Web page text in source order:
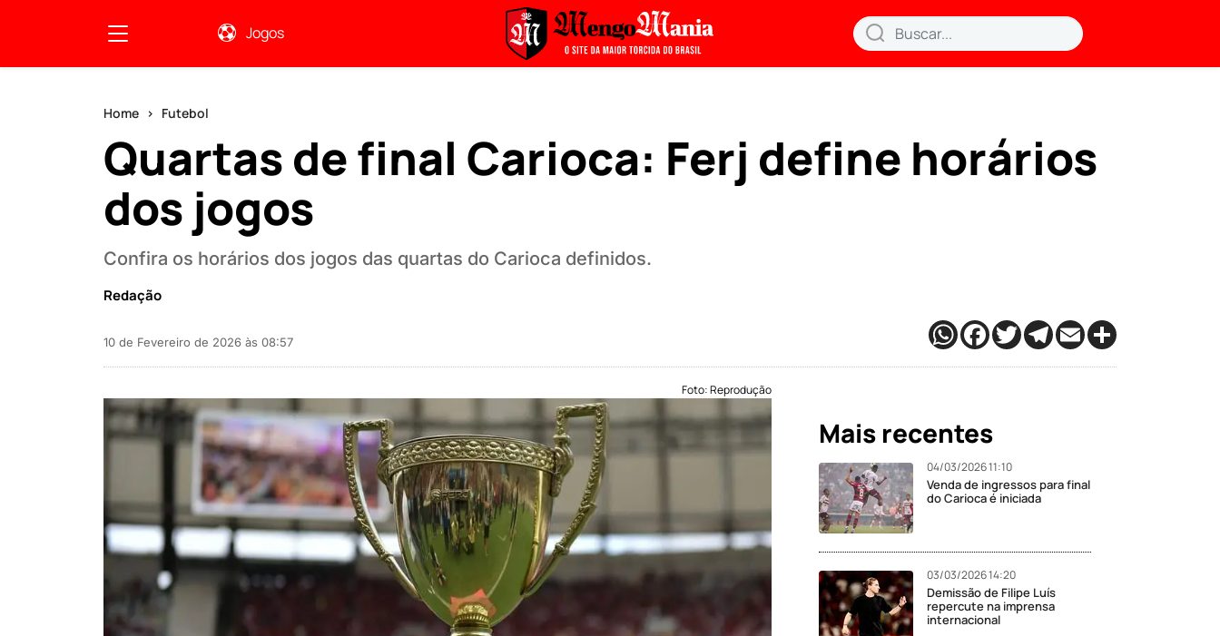
Jogos
Home Futebol
Quartas de final Carioca: Ferj define horários
dos jogos
Confira os horários dos jogos das quartas do Carioca definidos.
Redação
10 de Fevereiro de 2026 às 08:57
Foto: Reprodução
Mais recentes
04/03/2026 11:10
Venda de ingressos para final
do Carioca é iniciada
03/03/2026 14:20
Demissão de Filipe Luís
repercute na imprensa
internacional